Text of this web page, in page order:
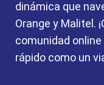
dinámica que
Orange y Malitel.
comunidad
rápido como un